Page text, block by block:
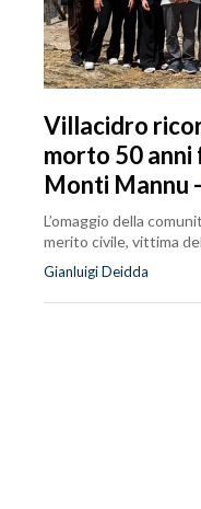
Villacidro
morto 50 anni
Monti Mannu -
L’omaggio della
merito civile, vittima
Gianluigi Deidda